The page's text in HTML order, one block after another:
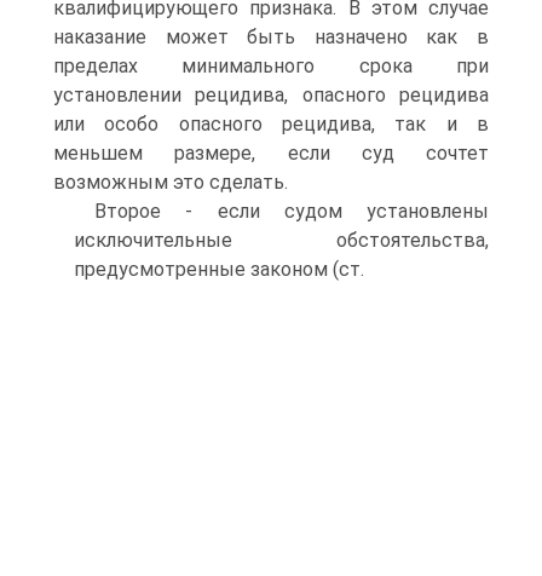
квалифицирующего признака. В этом случае
наказание может быть назначено как в
пределах минимального срока при
установлении рецидива, опасного рецидива
или особо опасного рецидива, так и в
меньшем размере, если суд сочтет
возможным это сделать.
Второе - если судом установлены
исключительные обстоятельства,
предусмотренные законом (ст.